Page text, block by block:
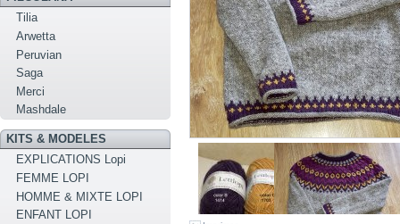
Tilia
Arwetta
Peruvian
Saga
Merci
Mashdale
KITS & MODELES
EXPLICATIONS Lopi
FEMME LOPI
HOMME & MIXTE LOPI
ENFANT LOPI